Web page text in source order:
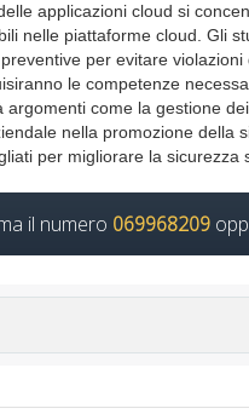
applicazioni cloud si
nelle piattaforme cloud. Gli
per evitare
le competenze
come la gestione
nella promozione della
per migliorare la
il numero 069968209